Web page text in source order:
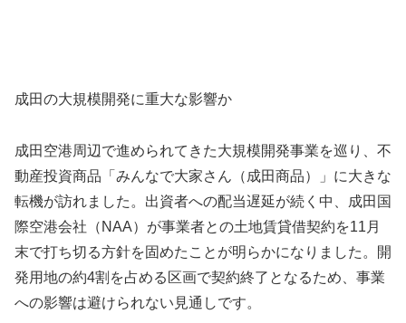
成田の大規模開発に重大な影響か
成田空港周辺で進められてきた大規模開発事業を巡り、不
動産投資商品「みんなで大家さん（成田商品）」に大きな
転機が訪れました。出資者への配当遅延が続く中、成田国
際空港会社（NAA）が事業者との土地賃貸借契約を11月
末で打ち切る方針を固めたことが明らかになりました。開
発用地の約4割を占める区画で契約終了となるため、事業
への影響は避けられない見通しです。